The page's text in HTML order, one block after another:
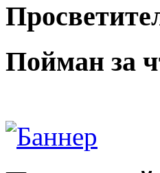
Пойман за